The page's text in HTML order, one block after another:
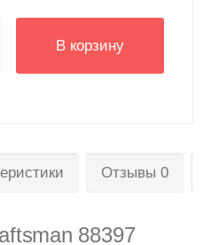
В корзину
Отзывы 0
88397